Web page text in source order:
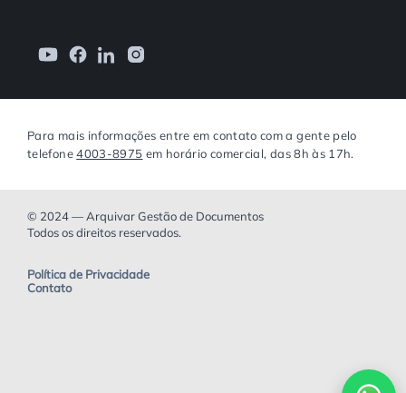
Para mais informações entre em contato com a gente pelo
telefone4003-8975 em horário comercial, das 8h às 17h.
© 2024 — Arquivar Gestão de Documentos
Todos os direitos reservados.
Política de Privacidade
Contato